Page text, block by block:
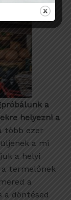
a
helyezni a
több ezer
a mi
a helyi
a termelőnek
a
döntésed